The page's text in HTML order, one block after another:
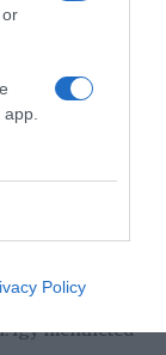
Policy
így mentheted